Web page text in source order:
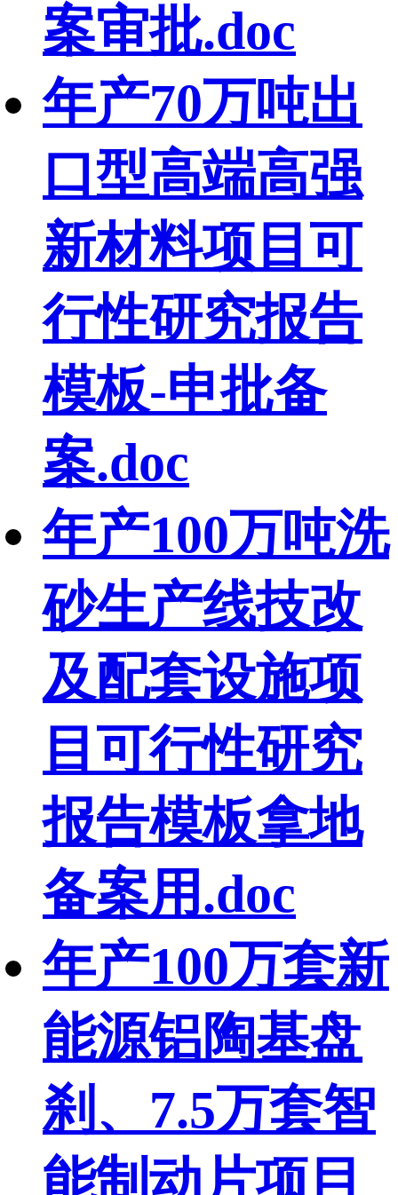
案审批.doc
年产70万吨出
口型高端高强
新材料项目可
行性研究报告
模板-申批备
案.doc
年产100万吨洗
砂生产线技改
及配套设施项
目可行性研究
报告模板拿地
备案用.doc
年产100万套新
能源铝陶基盘
刹、7.5万套智
能制动片项目